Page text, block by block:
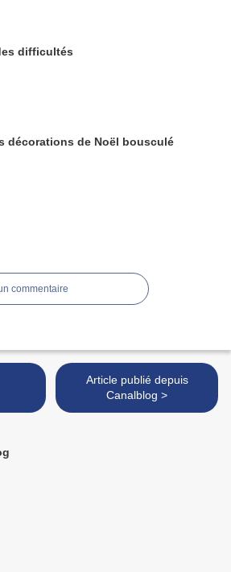
difficultés
décorations de Noël bousculé
commentaire
Article publié depuis
Canalblog >